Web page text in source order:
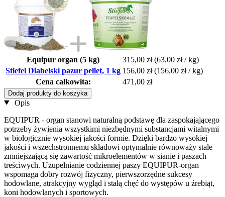
Equipur organ (5 kg) 315,00 zł (63,00 zł / kg)
Stiefel Diabelski pazur pellet, 1 kg 156,00 zł (156,00 zł / kg)
Cena całkowita:
471,00 zł
Dodaj produkty do koszyka
Opis
EQUIPUR - organ stanowi naturalną podstawę dla zaspokajającego
potrzeby żywienia wszystkimi niezbędnymi substancjami witalnymi
w biologicznie wysokiej jakości formie. Dzięki bardzo wysokiej
jakości i wszechstronnemu składowi optymalnie równoważy stale
zmniejszającą się zawartość mikroelementów w sianie i paszach
treściwych. Uzupełnianie codziennej paszy EQUIPUR-organ
wspomaga dobry rozwój fizyczny, pierwszorzędne sukcesy
hodowlane, atrakcyjny wygląd i stałą chęć do występów u źrebiąt,
koni hodowlanych i sportowych.